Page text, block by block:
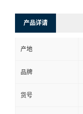
产品详请
产地
品牌
货号